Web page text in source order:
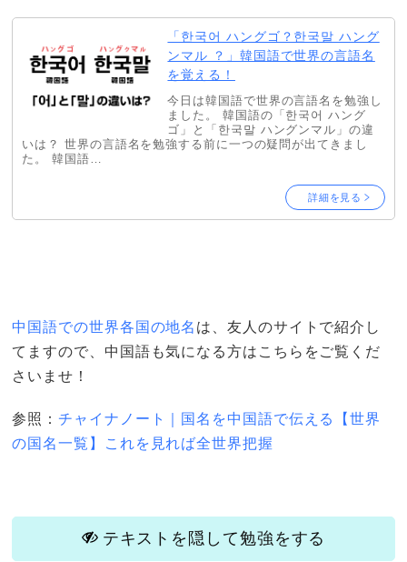
「한국어 ハングゴ？한국말 ハング
ンマル ？」韓国語で世界の言語名
を覚える！
今日は韓国語で世界の言語名を勉強し
ました。 韓国語の「한국어 ハング
ゴ」と「한국말 ハングンマル」の違
いは？ 世界の言語名を勉強する前に一つの疑問が出てきまし
た。 韓国語…
詳細を見る
中国語での世界各国の地名 は、友人のサイトで紹介し
てますので、中国語も気になる方はこちらをご覧くだ
さいませ！
参照：チャイナノート｜国名を中国語で伝える【世界
の国名一覧】これを見れば全世界把握
テキストを隠して勉強をする